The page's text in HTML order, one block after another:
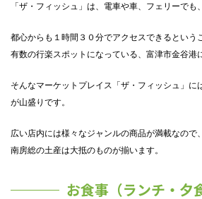
「ザ・フィッシュ」は、電車や車、フェリーでも
都心からも１時間３０分でアクセスできるという
有数の行楽スポットになっている、富津市金谷港
そんなマーケットプレイス「ザ・フィッシュ」に
が山盛りです。
広い店内には様々なジャンルの商品が満載なので
南房総の土産は大抵のものが揃います。
お食事（ランチ・夕